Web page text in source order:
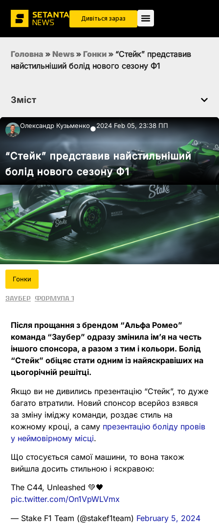
Дивіться зараз
Головна » News » Гонки » “Стейк” представив
найстильніший болід нового сезону Ф1
Зміст
Олександр Кузьменко●2024 Feb 05, 23:38 ПП
“Стейк” представив найстильніший
болід нового сезону Ф1
Гонки
Заубер Формула 1
Після прощання з брендом “Альфа Ромео”
команда “Заубер” одразу змінила імʼя на честь
іншого спонсора, а разом з тим і кольори. Болід
“Стейк” обіцяє стати одним із найяскравіших на
цьогорічній решітці.
Якщо ви не дивились презентацію “Стейк”, то дуже
багато втратили. Новий спонсор всерйоз взявся
за зміну іміджу команди, роздає стиль на
кожному кроці, а саму презентацію боліду провів
у неймовірному місці.
Що стосується самої машини, то вона також
вийшла досить стильною і яскравою:
The C44, Unleashed 💚🖤
pic.twitter.com/On1VpWLVmx
— Stake F1 Team (@stakef1team) February 5, 2024